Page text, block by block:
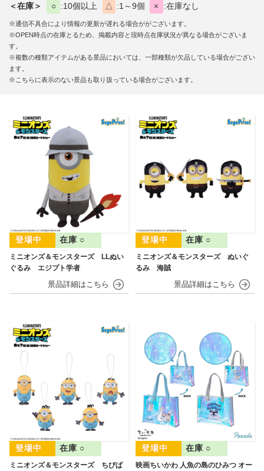
＜在庫＞ ○ 10個以上 △ 1～9個 × 在庫なし
※通信不具合により情報の更新が遅れる場合ががございます。
※OPEN時点の在庫とるため、掲載内容と現時点在庫状況が異なる場合がございま
す。
※複数の種類アイテムがある景品においては、一部種類が欠品している場合がござい
ます。
※こちらに表示のない景品も取り扱っている場合がございます。
ミニオンズ＆モンスターズ LLぬい
ぐるみ エジプト学者
在庫 ○
ミニオンズ＆モンスターズ ぬいぐ
るみ 海賊
在庫 ○
ミニオンズ＆モンスターズ ちびぱ
在庫 ○
映画ちいかわ 人魚の島のひみつ オー
在庫 ○